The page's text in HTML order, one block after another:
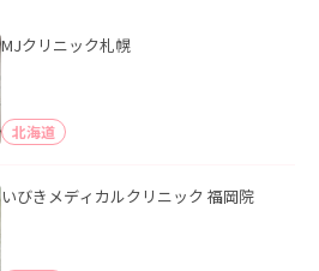
MJクリニック札幌
北海道
いびきメディカルクリニック 福岡院